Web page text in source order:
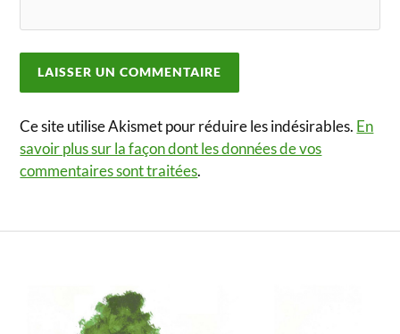
Ce site utilise Akismet pour réduire les indésirables. En
savoir plus sur la façon dont les données de vos
commentaires sont traitées.